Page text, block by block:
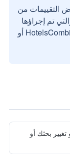
التقييمات من
تم إجراؤها
بواسطة مستخدمين حقيقيين مع HotelsCombined أو
بحثك أو